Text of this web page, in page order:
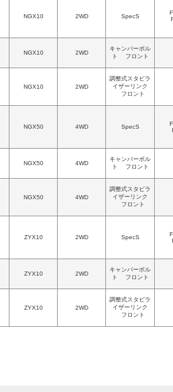
NGX10 2WD SpecS
NGX10 2WD
キャンバーボル
ト フロント
NGX10 2WD
調整式スタビラ
イザーリンク
フロント
NGX50 4WD SpecS
NGX50 4WD
キャンバーボル
ト フロント
NGX50 4WD
調整式スタビラ
イザーリンク
フロント
ZYX10 2WD SpecS
ZYX10 2WD
キャンバーボル
ト フロント
ZYX10 2WD
調整式スタビラ
イザーリンク
フロント